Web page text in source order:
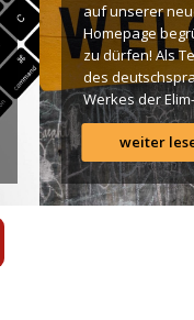
auf unserer
Homepage
zu dürfen! Als
des
Werkes der Elim-
Gemeinde ist
uns ein großes
Anliegen […]
weiter